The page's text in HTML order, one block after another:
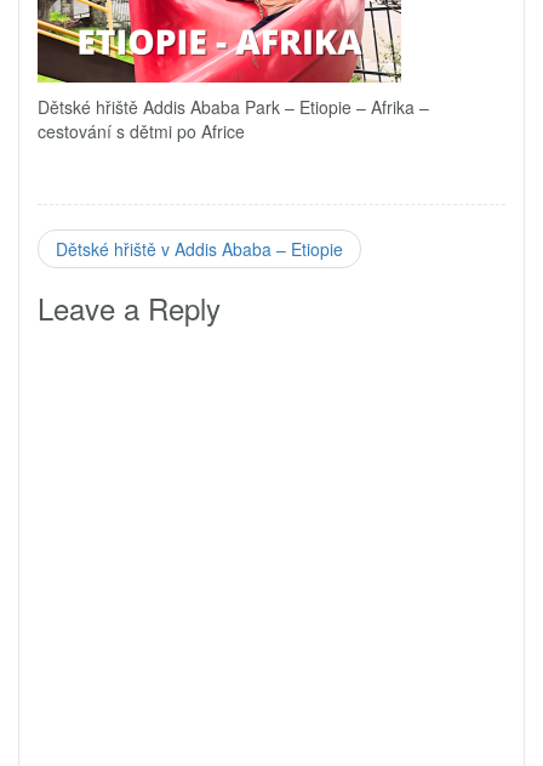
Dětské hřiště Addis Ababa Park – Etiopie – Afrika –
cestování s dětmi po Africe
Dětské hřiště v Addis Ababa – Etiopie
Leave a Reply